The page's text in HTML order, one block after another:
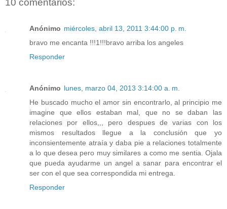
Anónimo miércoles, abril 13, 2011 3:44:00 p. m.
bravo me encanta !!!1!!!bravo arriba los angeles
Responder
Anónimo lunes, marzo 04, 2013 3:14:00 a. m.
He buscado mucho el amor sin encontrarlo, al principio me
imagine que ellos estaban mal, que no se daban las
relaciones por ellos,,, pero despues de varias con los
mismos resultados llegue a la conclusión que yo
inconsientemente atraía y daba pie a relaciones totalmente
a lo que desea pero muy similares a como me sentia. Ojala
que pueda ayudarme un angel a sanar para encontrar el
ser con el que sea correspondida mi entrega.
Responder